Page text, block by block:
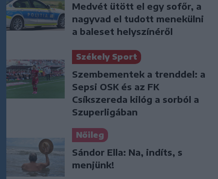
Medvét ütött el egy sofőr, a
nagyvad el tudott menekülni
a baleset helyszínéről
Székely Sport
Szembementek a trenddel: a
Sepsi OSK és az FK
Csíkszereda kilóg a sorból a
Szuperligában
Nőileg
Sándor Ella: Na, indíts, s
menjünk!